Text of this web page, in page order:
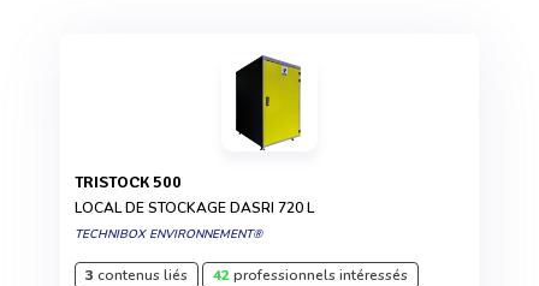
TRISTOCK 500
LOCAL DE STOCKAGE DASRI 720 L
TECHNIBOX ENVIRONNEMENT®
3 contenus liés 42professionnels intéressés